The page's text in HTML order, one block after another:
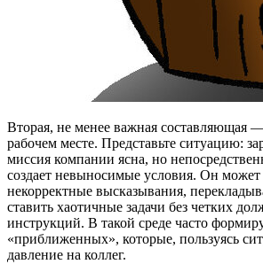
Вторая, не менее важная составляющая
рабочем месте. Представьте ситуацию:
миссия компании ясна, но
создает невыносимые условия. Он может
некорректные высказывания,
ставить хаотичные задачи без четких
инструкций. В такой среде часто
«приближенных», которые, пользуясь
давление на коллег.